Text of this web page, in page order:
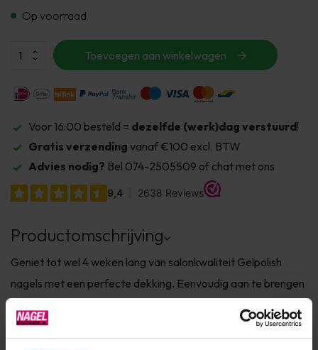
Op voorraad
Toevoegen aan winkelwagen
Voor 16:00 besteld = dezelfde (werk)dag verstuurd!
Gratis verzending vanaf €100 excl. BTW
Advies nodig? Bel 074-2505509 of chat met ons
Productomschrijving
Geniet tot wel 4 weken lang van salonkwaliteit Gelpolish
nagels met een perfecte dekking. Eenvoudig aan te brengen
vrij✔ Veel kleuren al in 1 laag dekkend✔ Hoge kwaliteit &